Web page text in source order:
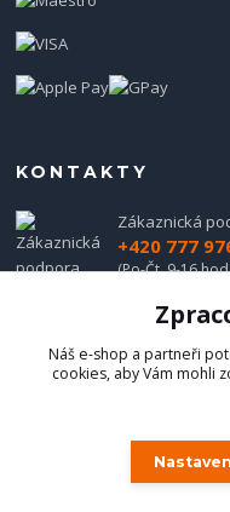
KONTAKTY
Zákaznická
+420 777
(Po-Čt, 9-16
Náš e-shop a partneři
cookies, aby Vám mohli